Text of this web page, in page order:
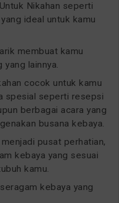
Nikahan seperti
ideal untuk kamu
membuat kamu
lainnya.
cocok untuk kamu
spesial seperti resepsi
berbagai acara yang
busana kebaya.
pusat perhatian,
kebaya yang sesuai
kamu.
kebaya yang